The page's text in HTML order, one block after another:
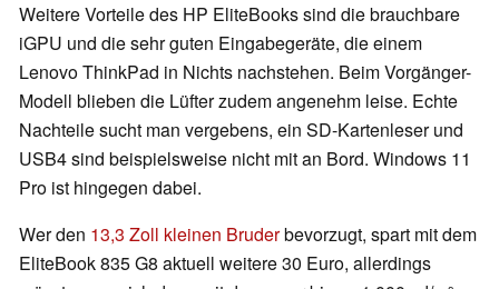
Weitere Vorteile des HP EliteBooks sind die brauchbare
iGPU und die sehr guten Eingabegeräte, die einem
Lenovo ThinkPad in Nichts nachstehen. Beim Vorgänger-
Modell blieben die Lüfter zudem angenehm leise. Echte
Nachteile sucht man vergebens, ein SD-Kartenleser und
USB4 sind beispielsweise nicht mit an Bord. Windows 11
Pro ist hingegen dabei.
Wer den 13,3 Zoll kleinen Bruderbevorzugt, spart mit dem
EliteBook 835 G8 aktuell weitere 30 Euro, allerdings